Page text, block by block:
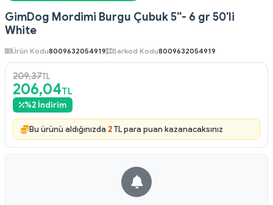
GimDog Mordimi Burgu Çubuk 5''- 6 gr 50'li
White
Ürün Kodu8009632054919 Barkod Kodu8009632054919
209,37TL
206,04TL
%2 İndirim
Bu ürünü aldığınızda 2TL para puan kazanacaksınız